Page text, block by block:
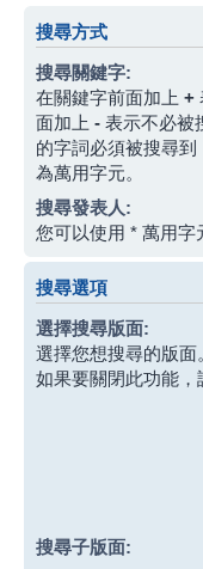
搜尋方式
搜尋關鍵字:
在關鍵字前面加上 +
面加上 - 表示不必被
的字詞必須被搜尋到
為萬用字元。
搜尋發表人:
您可以使用 * 萬用字
搜尋選項
選擇搜尋版面:
選擇您想搜尋的版面
如果要關閉此功能，
搜尋子版面: